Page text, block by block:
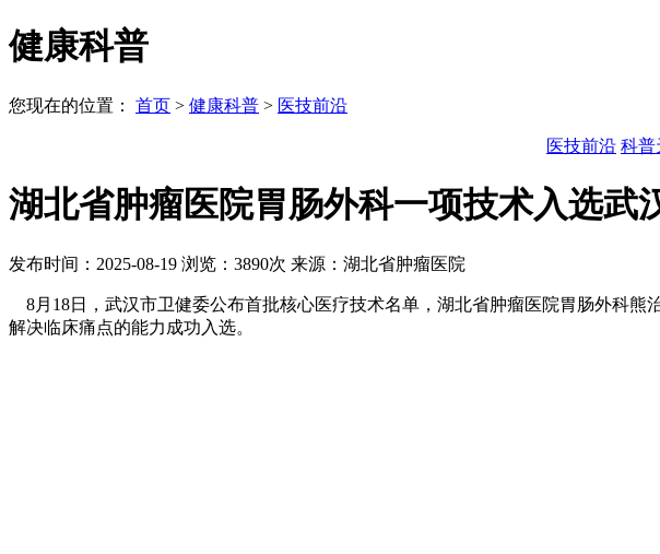
健康科普
您现在的位置： 首页 > 健康科普 > 医技前沿
医技前沿 科普
湖北省肿瘤医院胃肠外科一项技术入选武
发布时间：2025-08-19 浏览：3890次 来源：湖北省肿瘤医院
8月18日，武汉市卫健委公布首批核心医疗技术名单，湖北省肿瘤医院胃肠外科熊
解决临床痛点的能力成功入选。